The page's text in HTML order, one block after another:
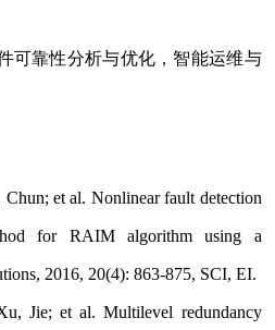
可靠性分析与优化，智能运维与
et al. Nonlinear fault detection
for RAIM algorithm using a
2016, 20(4): 863-875, SCI, EI.
Jie; et al. Multilevel redundancy